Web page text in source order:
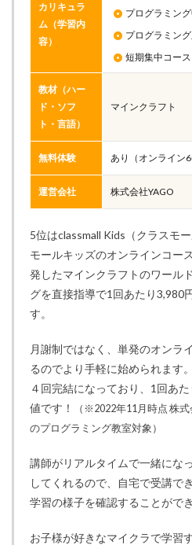
カリキュラ
ム（学習内
容）
プログラミン
プログラミン
短期集中コース
教材（ハー
ド・ソフ
ト・言語）
マインクラフト
無料体験 あり（オンライン
運営会社 株式会社YAGO
5位はclassmall Kids（クラスモ
モールキッズのオンラインコー
発したマインクラフトのワール
グを直接指導で1回あたり3,980
す。
月謝制ではなく、単発のオンラ
るのでより手軽に始められます
４回完結になっており、1回あ
値です！
（※2022年11月時点 株
のプログラミング教室対象）
講師がリアルタイムで一緒にな
してくれるので、自宅で受講で
学習の様子を確認することができ
お子様が好きなマイクラで学習